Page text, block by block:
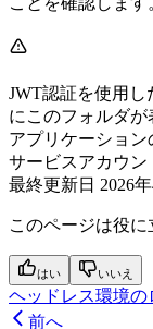
JWT認証を使用し
にこのフォルダが
アプリケーショ
サービスアカウン
最終更新日 2026
このページは役に
はい いいえ
ヘッドレス環境の
前へ